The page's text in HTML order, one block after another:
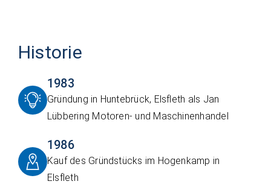
Historie
1983
Gründung in Huntebrück, Elsfleth als Jan
Lübbering Motoren- und Maschinenhandel
1986
Kauf des Gründstücks im Hogenkamp in
Elsfleth